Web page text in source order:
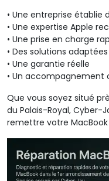
• Une entreprise établie
• Une expertise Apple
• Une prise en charge
• Des solutions
• Une garantie réelle
• Un accompagnement
Que vous soyez situé
du Palais-Royal,
remettre votre